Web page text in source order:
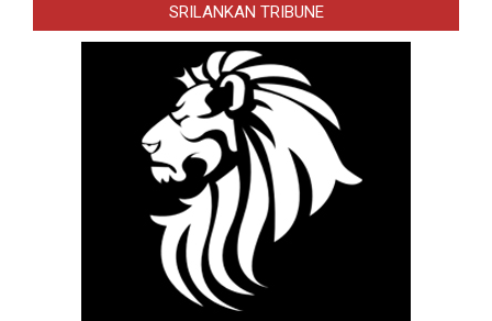
SRILANKAN TRIBUNE